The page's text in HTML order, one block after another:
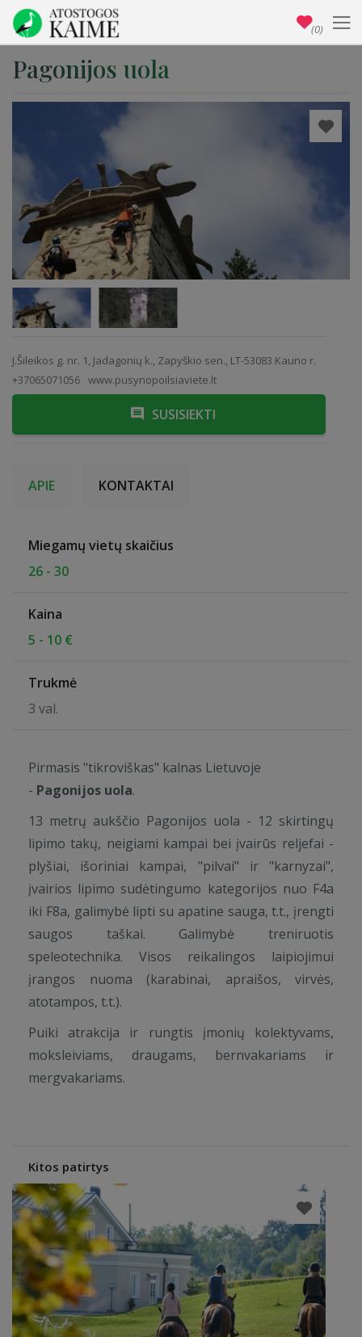
Pagonijos uola
J.Šileikos g. nr. 1, Jadagonių k., Zapyškio sen., LT-53083 Kauno r.
+37065071056 www.pusynopoilsiaviete.lt
SUSISIEKTI
APIE KONTAKTAI
Miegamų vietų skaičius
26 - 30
Kaina
5 - 10 €
Trukmė
3 val.
Pirmasis "tikroviškas" kalnas Lietuvoje
- Pagonijos uola.
13 metrų aukščio Pagonijos uola - 12 skirtingų
lipimo takų, neigiami kampai bei įvairūs reljefai -
plyšiai, išoriniai kampai, "pilvai" ir "karnyzai",
įvairios lipimo sudėtingumo kategorijos nuo F4a
iki F8a, galimybė lipti su apatine sauga, t.t., įrengti
saugos taškai. Galimybė treniruotis
speleotechnika. Visos reikalingos laipiojimui
įrangos nuoma (karabinai, apraišos, virvės,
atotampos, t.t.).
Puiki atrakcija ir rungtis įmonių kolektyvams,
moksleiviams, draugams, bernvakariams ir
mergvakariams.
Kitos patirtys
(0)